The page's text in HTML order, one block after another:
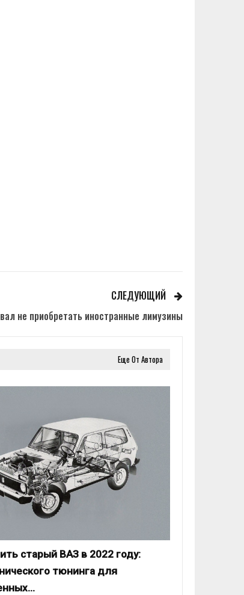
СЛЕДУЮЩИЙ
не приобретать иностранные лимузины
Еще От Автора
старый ВАЗ в 2022 году:
тюнинга для